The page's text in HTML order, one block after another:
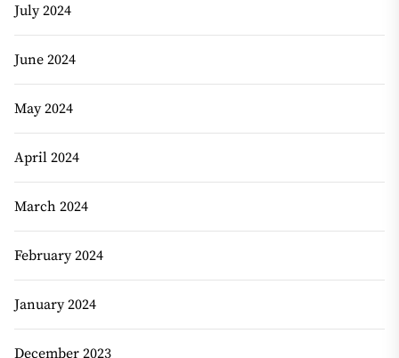
July 2024
June 2024
May 2024
April 2024
March 2024
February 2024
January 2024
December 2023